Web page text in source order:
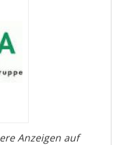
Anzeigen auf